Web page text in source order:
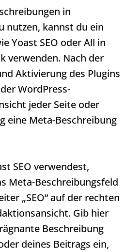
in
nutzen, kannst du ein
Yoast SEO oder All in
verwenden. Nach der
Aktivierung des Plugins
WordPress-
jeder Seite oder
eine Meta-Beschreibung
SEO verwendest,
Meta-Beschreibungsfeld
„SEO“ auf der rechten
Gib hier
Beschreibung
deines Beitrags ein,